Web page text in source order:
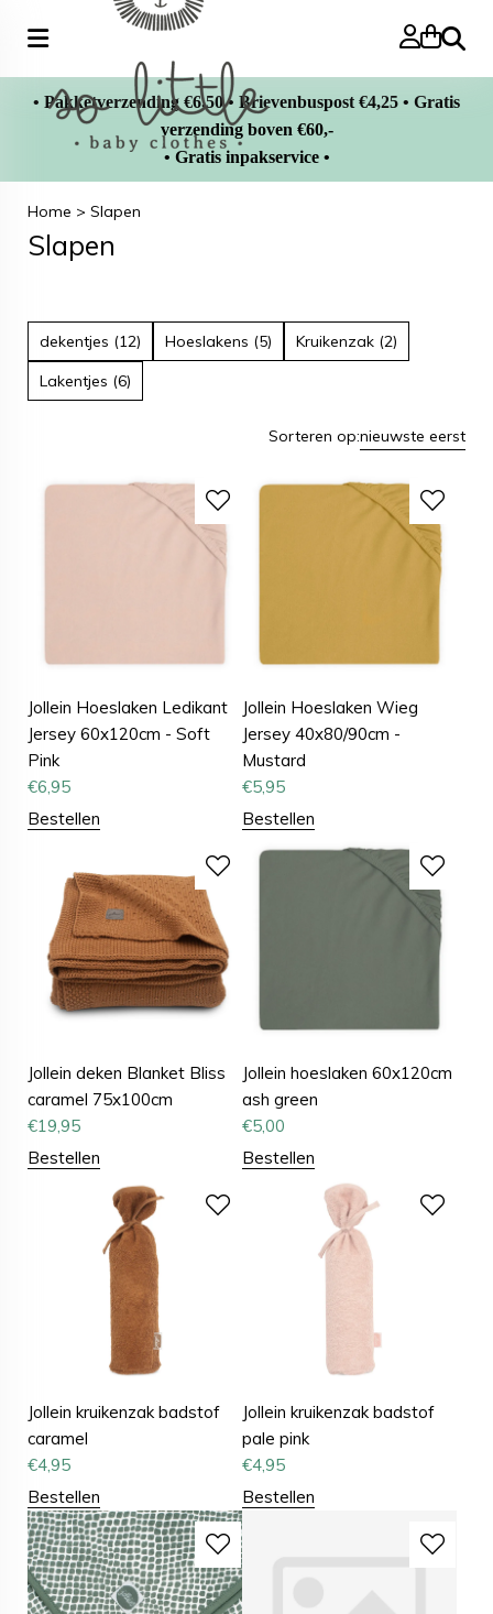
Zoeken
• Pakketverzending €6,50 • Brievenbuspost €4,25 • Gratis
verzending boven €60,-
• Gratis inpakservice •
Home > Slapen
Slapen
dekentjes (12) Hoeslakens (5)
Kruikenzak (2)
Lakentjes (6)
Sorteren op:nieuwste eerst
Jollein Hoeslaken Ledikant
Jersey 60x120cm - Soft
Pink
€6,95
Bestellen
Jollein Hoeslaken Wieg
Jersey 40x80/90cm -
Mustard
€5,95
Bestellen
Jollein deken Blanket Bliss
caramel 75x100cm
€19,95
Bestellen
Jollein hoeslaken 60x120cm
ash green
€5,00
Bestellen
Jollein kruikenzak badstof
caramel
€4,95
Bestellen
Jollein kruikenzak badstof
pale pink
€4,95
Bestellen